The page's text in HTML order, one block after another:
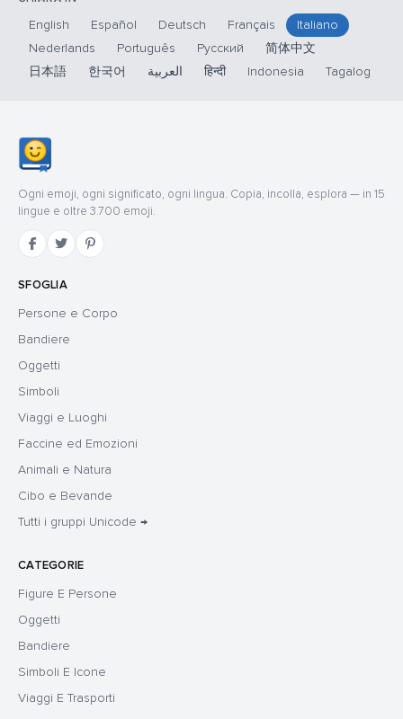
English Español Deutsch Français
Italiano
Nederlands
Português Русский
简体中文
日本語
한국어 العربية हिन्दी Indonesia Tagalog
Ogni emoji, ogni significato, ogni lingua. Copia, incolla, esplora — in 15
lingue e oltre 3.700 emoji.
SFOGLIA
Persone e Corpo
Bandiere
Oggetti
Simboli
Viaggi e Luoghi
Faccine ed Emozioni
Animali e Natura
Cibo e Bevande
Tutti i gruppi Unicode →
CATEGORIE
Figure E Persone
Oggetti
Bandiere
Simboli E Icone
Viaggi E Trasporti